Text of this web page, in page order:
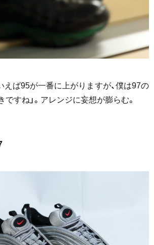
えば95が一番に上がりますが、僕は97の
すね」。アレンジに妄想が膨らむ。